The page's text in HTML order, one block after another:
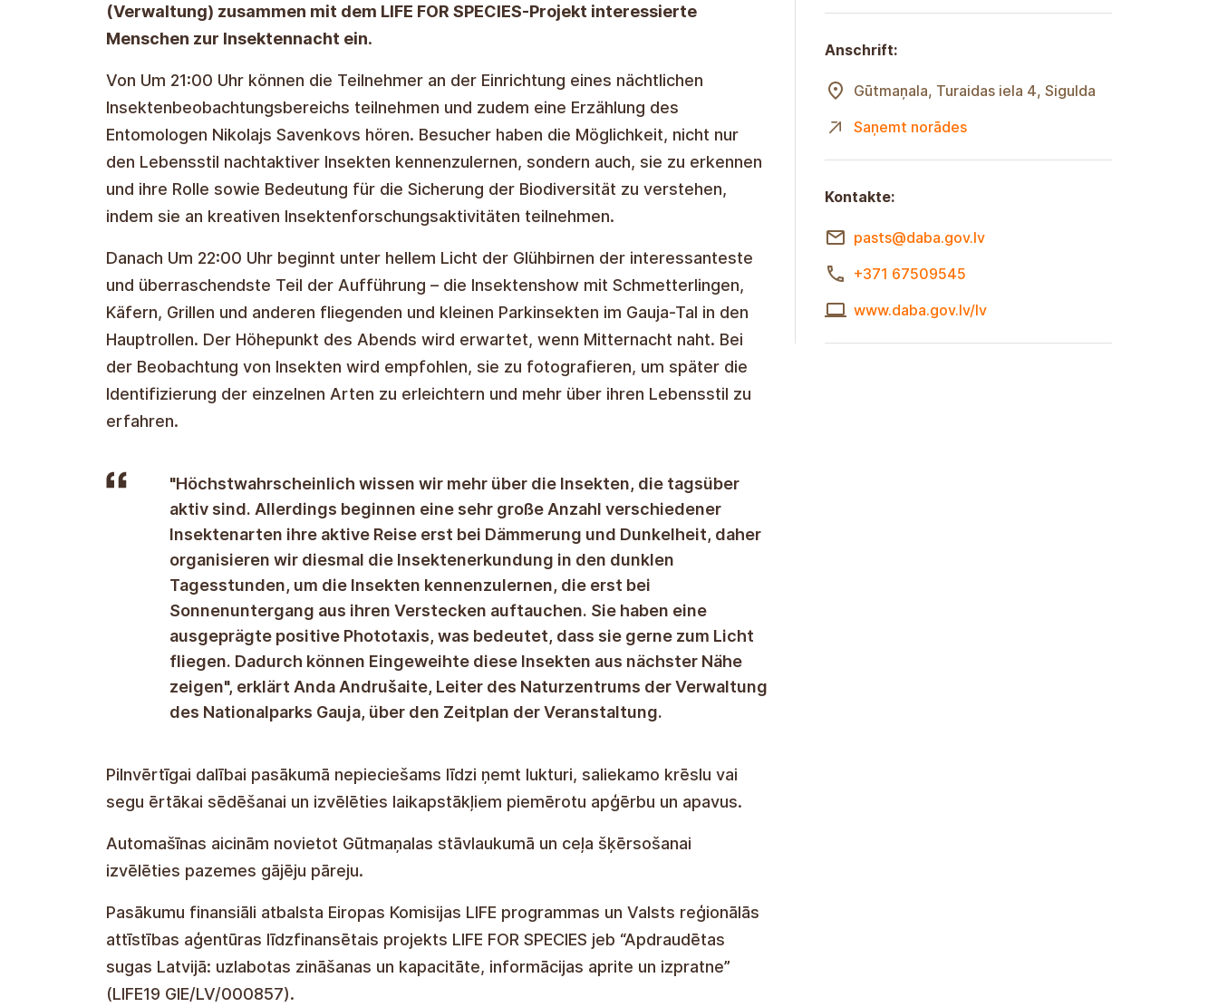
(Verwaltung) zusammen mit dem LIFE FOR SPECIES-Projekt interessierte
Menschen zur Insektennacht ein.
Von Um 21:00 Uhr können die Teilnehmer an der Einrichtung eines nächtlichen
Insektenbeobachtungsbereichs teilnehmen und zudem eine Erzählung des
Entomologen Nikolajs Savenkovs hören. Besucher haben die Möglichkeit, nicht nur
den Lebensstil nachtaktiver Insekten kennenzulernen, sondern auch, sie zu erkennen
und ihre Rolle sowie Bedeutung für die Sicherung der Biodiversität zu verstehen,
indem sie an kreativen Insektenforschungsaktivitäten teilnehmen.
Danach Um 22:00 Uhr beginnt unter hellem Licht der Glühbirnen der interessanteste
und überraschendste Teil der Aufführung – die Insektenshow mit Schmetterlingen,
Käfern, Grillen und anderen fliegenden und kleinen Parkinsekten im Gauja-Tal in den
Hauptrollen. Der Höhepunkt des Abends wird erwartet, wenn Mitternacht naht. Bei
der Beobachtung von Insekten wird empfohlen, sie zu fotografieren, um später die
Identifizierung der einzelnen Arten zu erleichtern und mehr über ihren Lebensstil zu
erfahren.
"Höchstwahrscheinlich wissen wir mehr über die Insekten, die tagsüber
aktiv sind. Allerdings beginnen eine sehr große Anzahl verschiedener
Insektenarten ihre aktive Reise erst bei Dämmerung und Dunkelheit, daher
organisieren wir diesmal die Insektenerkundung in den dunklen
Tagesstunden, um die Insekten kennenzulernen, die erst bei
Sonnenuntergang aus ihren Verstecken auftauchen. Sie haben eine
ausgeprägte positive Phototaxis, was bedeutet, dass sie gerne zum Licht
fliegen. Dadurch können Eingeweihte diese Insekten aus nächster Nähe
zeigen", erklärt Anda Andrušaite, Leiter des Naturzentrums der Verwaltung
des Nationalparks Gauja, über den Zeitplan der Veranstaltung.
Um vollständig an der Veranstaltung teilzunehmen, ist es notwendig, eine
Taschenlampe, einen Klappstuhl oder eine Decke für bequemeres Sitzen
Wetterbedingungen angepasst sind.
unterirdischen Fußgängerüberweg zu wählen, um die Straße zu überqueren.
Die Veranstaltung wird finanziell vom LIFE-Programm der Europäischen Kommission
und dem von der Staatlichen Regionalentwicklungsagentur mitfinanzierten Projekt
Anschrift:
Gūtmaņala, Turaidasstraße 4,